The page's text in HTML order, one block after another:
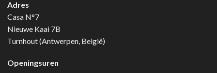
Adres
Casa N°7
Nieuwe Kaai 7B
Turnhout (Antwerpen, België)
Openingsuren